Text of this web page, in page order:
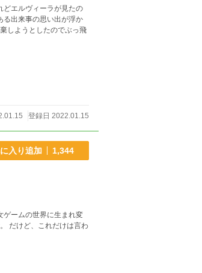
どエルヴィーラが見たの
る出来事の思い出が浮か
しようとしたのでぶっ飛
登録日 2022.01.15
入り追加 1,344
ゲームの世界に生まれ変
だけど、これだけは言わ